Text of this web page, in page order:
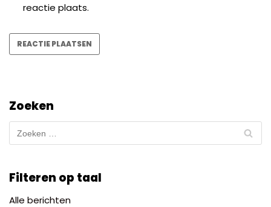
reactie plaats.
Zoeken
Filteren op taal
Alle berichten